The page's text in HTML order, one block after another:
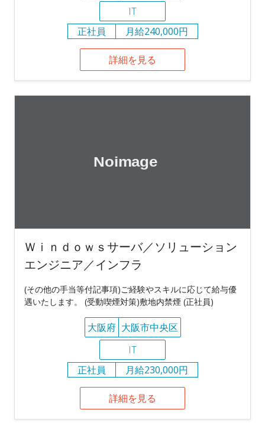
IT
正社員
月給240,000円
詳細を見る
Ｗｉｎｄｏｗｓサーバ／ソリューション
エンジニア／インフラ
(その他の手当等付記事項)ご経験やスキルに応じて給与優
遇いたします。 (受動喫煙対策)敷地内禁煙 (正社員)
大阪府 大阪市中央区
IT
正社員
月給230,000円
詳細を見る